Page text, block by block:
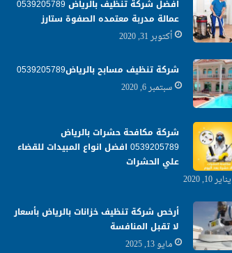
افضل شركة تنظيف بالرياض 0539205789
عمالة مدربة معتمده الصفوة ستارز
أكتوبر 31, 2020
شركة تنظيف مسابح بالرياض0539205789
سبتمبر 6, 2020
شركة مكافحة حشرات بالرياض
0539205789 افضل انواع المبيدات للقضاء
علي الحشرات
يناير 10, 2020
أرخص شركة تنظيف خزانات بالرياض بأسعار
لا تقبل المنافسة
مايو 13, 2025